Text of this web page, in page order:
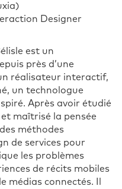
Designer
est un
près d’une
réalisateur interactif,
un technologue
Après avoir étudié
maîtrisé la pensée
méthodes
de services pour
les problèmes
de récits mobiles
médias connectés. Il